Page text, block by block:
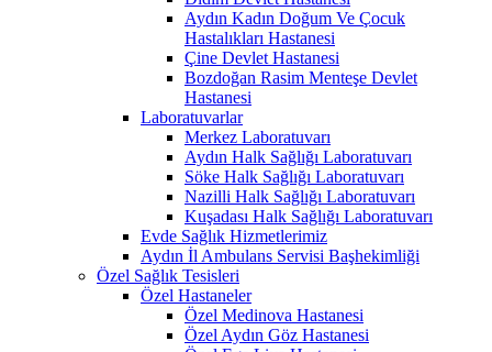
Aydın Kadın Doğum Ve Çocuk
Hastalıkları Hastanesi
Çine Devlet Hastanesi
Bozdoğan Rasim Menteşe Devlet
Hastanesi
Laboratuvarlar
Merkez Laboratuvarı
Aydın Halk Sağlığı Laboratuvarı
Söke Halk Sağlığı Laboratuvarı
Nazilli Halk Sağlığı Laboratuvarı
Kuşadası Halk Sağlığı Laboratuvarı
Evde Sağlık Hizmetlerimiz
Aydın İl Ambulans Servisi Başhekimliği
Özel Sağlık Tesisleri
Özel Hastaneler
Özel Medinova Hastanesi
Özel Aydın Göz Hastanesi